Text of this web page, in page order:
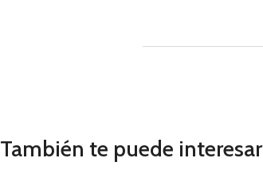
También te puede interesar